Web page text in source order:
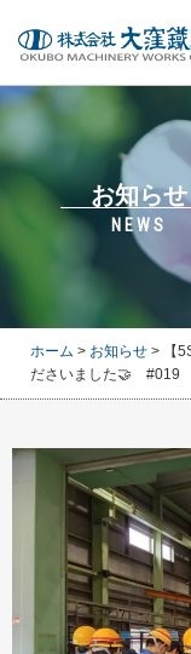
お知らせ
NEWS
ホーム > お知らせ > 【
ださいました🤝 #019